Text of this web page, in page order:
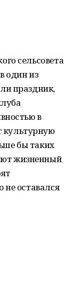
сельсовета
один из
праздник,
в
культурную
бы таких
жизненный
не оставался